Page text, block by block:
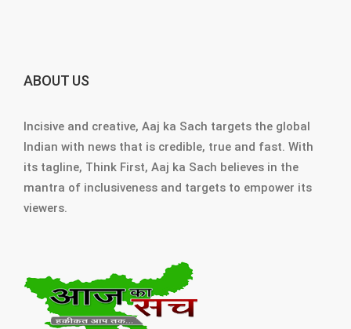
ABOUT US
Incisive and creative, Aaj ka Sach targets the global
Indian with news that is credible, true and fast. With
its tagline, Think First, Aaj ka Sach believes in the
mantra of inclusiveness and targets to empower its
viewers.